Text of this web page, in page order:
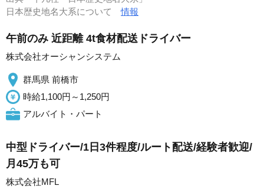
日本歴史地名大系について情報
午前のみ 近距離 4t食材配送ドライバー
株式会社オーシャンシステム
群馬県 前橋市
時給1,100円～1,250円
アルバイト・パート
中型ドライバー/1日3件程度/ルート配送/経験者歓迎/
月45万も可
株式会社MFL